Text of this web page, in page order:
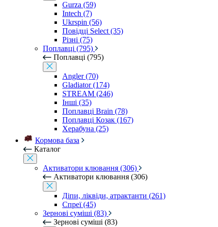
Gurza (59)
Intech (7)
Ukrspin (56)
Повідці Select (35)
Різні (75)
Поплавці (795)
Поплавці (795)
Angler (70)
Gladiator (174)
STREAM (246)
Інші (35)
Поплавці Brain (78)
Поплавці Козак (167)
Херабуна (25)
Кормова база
Каталог
Активатори клювання (306)
Активатори клювання (306)
Діпи, ліквіди, атрактанти (261)
Спреї (45)
Зернові суміші (83)
Зернові суміші (83)